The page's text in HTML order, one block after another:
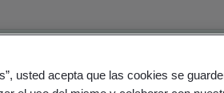
usted acepta que las cookies se